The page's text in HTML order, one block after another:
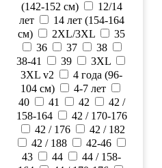
(142-152 см)
12/14
лет
14 лет (154-164
см)
2XL/3XL
35
36
37
38
38-41
39
3XL
3XL v2
4 года (96-
104 см)
4-7 лет
40
41 42
42 /
158-164
42 / 170-176
42 / 176
42 / 182
42 / 188
42-46
43
44
44 / 158-